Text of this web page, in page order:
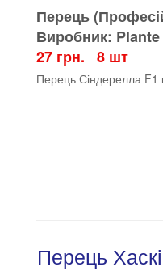
Перець
Виробник: Plante
27 грн. 8 шт
Перець Сіндерелла F1
Перець